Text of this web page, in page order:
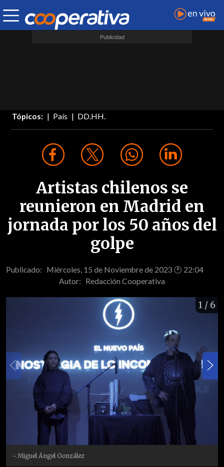
Tópicos: País DD.HH.
Artistas chilenos se
reunieron en Madrid en
jornada por los 50 años del
golpe
Publicado: Miércoles, 15 de Noviembre de 2023 🕐 22:04
Autor: Redacción Cooperativa
1 / 6
- Miguel Ángel González